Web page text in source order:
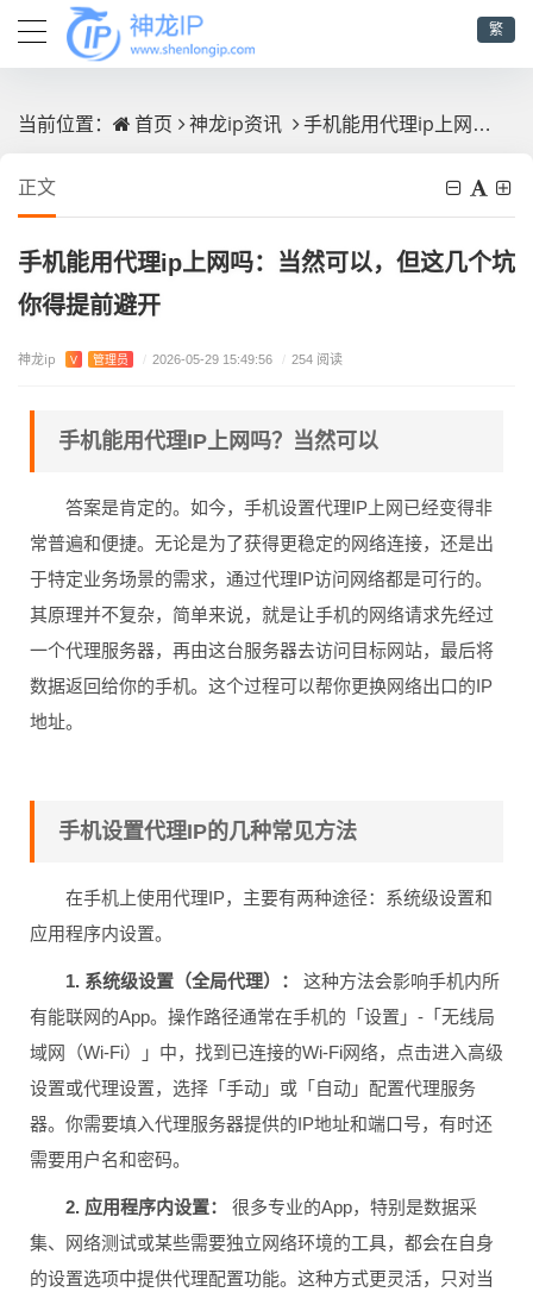
繁
当前位置： 首页 神龙ip资讯 手机能用代理ip上网吗：当然可以，但这几个坑你得提前避开
正文
手机能用代理ip上网吗：当然可以，但这几个坑
你得提前避开
神龙ip V 管理员 / 2026-05-29 15:49:56 / 254 阅读
手机能用代理IP上网吗？当然可以
答案是肯定的。如今，手机设置代理IP上网已经变得非
常普遍和便捷。无论是为了获得更稳定的网络连接，还是出
于特定业务场景的需求，通过代理IP访问网络都是可行的。
其原理并不复杂，简单来说，就是让手机的网络请求先经过
一个代理服务器，再由这台服务器去访问目标网站，最后将
数据返回给你的手机。这个过程可以帮你更换网络出口的IP
地址。
手机设置代理IP的几种常见方法
在手机上使用代理IP，主要有两种途径：系统级设置和
应用程序内设置。
1. 系统级设置（全局代理）：
这种方法会影响手机内所
有能联网的App。操作路径通常在手机的「设置」-「无线局
域网（Wi-Fi）」中，找到已连接的Wi-Fi网络，点击进入高级
设置或代理设置，选择「手动」或「自动」配置代理服务
器。你需要填入代理服务器提供的IP地址和端口号，有时还
需要用户名和密码。
2. 应用程序内设置：
很多专业的App，特别是数据采
集、网络测试或某些需要独立网络环境的工具，都会在自身
的设置选项中提供代理配置功能。这种方式更灵活，只对当